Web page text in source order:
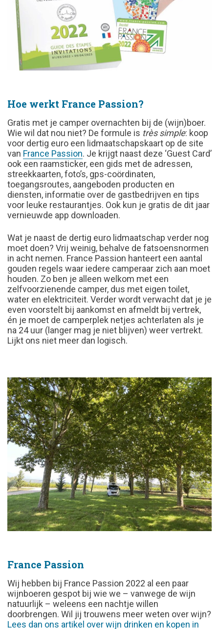
Hoe werkt France Passion?
Gratis met je camper overnachten bij de (wijn)boer.
Wie wil dat nou niet? De formule is très simple: koop
voor dertig euro een lidmaatschapskaart op de site
van France Passion. Je krijgt naast deze ‘Guest Card’
ook een raamsticker, een gids met de adressen,
streekkaarten, foto’s, gps-coördinaten,
toegangsroutes, aangeboden producten en
diensten, informatie over de gastbedrijven en tips
voor leuke restaurantjes. Ook kun je gratis de dit jaar
vernieuwde app downloaden.
Wat je naast de dertig euro lidmaatschap verder nog
moet doen? Vrij weinig, behalve de fatsoensnormen
in acht nemen. France Passion hanteert een aantal
gouden regels waar iedere camperaar zich aan moet
houden. Zo ben je alleen welkom met een
zelfvoorzienende camper, dus met eigen toilet,
water en elektriciteit. Verder wordt verwacht dat je je
even voorstelt bij aankomst en afmeldt bij vertrek,
én je moet de camperplek netjes achterlaten als je
na 24 uur (langer mag je niet blijven) weer vertrekt.
Lijkt ons niet meer dan logisch.
France Passion
Wij hebben bij France Passion 2022 al een paar
wijnboeren gespot bij wie we – vanwege de wijn
natuurlijk – weleens een nachtje willen
doorbrengen. Wil jij trouwens meer weten over wijn?
Lees dan ons artikel over wijn drinken en kopen in